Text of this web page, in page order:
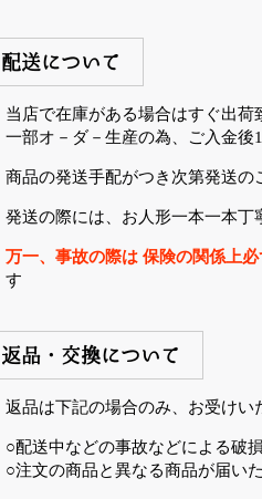
配送について
当店で在庫がある場合はすぐ出荷
一部オ－ダ－生産の為、ご入金後
商品の発送手配がつき次第発送の
発送の際には、お人形一本一本丁
万一、事故の際は 保険の関係上
す
返品・交換について
返品は下記の場合のみ、お受けい
○配送中などの事故などによる破
○注文の商品と異なる商品が届